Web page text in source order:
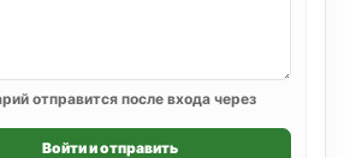
отправится после входа через
Войти и отправить